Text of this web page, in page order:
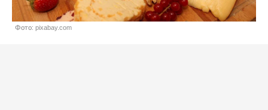
Фото: pixabay.com